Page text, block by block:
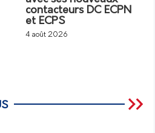
contacteurs DC ECPN
et ECPS
4 août 2026